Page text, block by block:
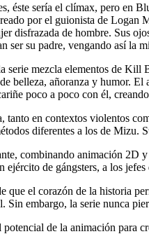
éste sería el clímax, pero en
por el guionista de Logan
disfrazada de hombre. Sus
ser su padre, vengando así la
serie mezcla elementos de
belleza, añoranza y humor.
poco a poco con él,
tanto en contextos violentos
diferentes a los de Mizu.
combinando animación 2D
de gángsters, a los
que el corazón de la historia
Sin embargo, la serie nunca
de la animación para